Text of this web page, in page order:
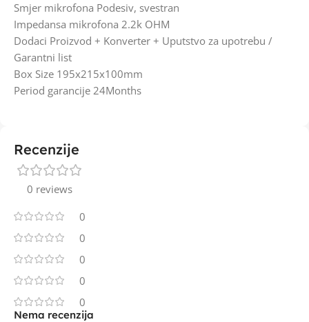
Smjer mikrofona Podesiv, svestran
Impedansa mikrofona 2.2k OHM
Dodaci Proizvod + Konverter + Uputstvo za upotrebu /
Garantni list
Box Size 195x215x100mm
Period garancije 24Months
Recenzije
0 reviews
0
0
0
0
0
Nema recenzija